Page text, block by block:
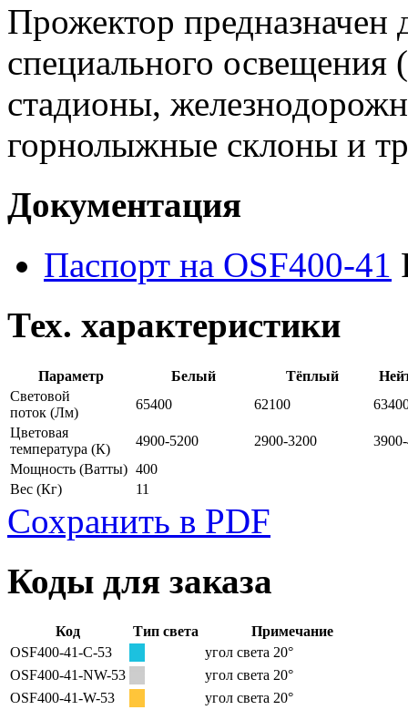
Прожектор
специального освещения
стадионы,
горнолыжные склоны и
Документация
Паспорт на OSF400-41
Тех. характеристики
Параметр Белый Тёплый
Световой
поток (Лм)
65400 62100
Цветовая
температура (К)
4900-5200 2900-3200
Мощность (Ватты) 400
Вес (Кг) 11
Сохранить в PDF
Коды для заказа
Код Тип света
Примечание
OSF400-41-C-53
угол света 20°
OSF400-41-NW-53
угол света 20°
OSF400-41-W-53
угол света 20°